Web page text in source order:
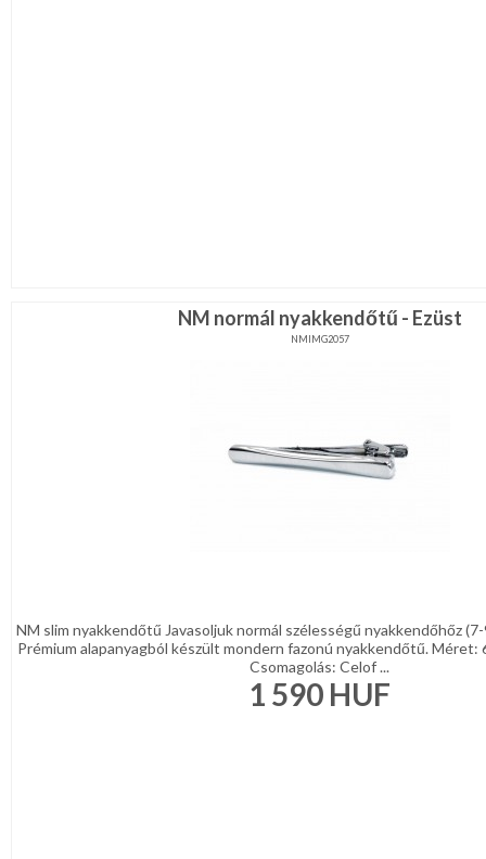
NM normál nyakkendőtű - Ezüst
NMIMG2057
NM slim nyakkendőtű Javasoljuk normál szélességű nyakkendőhőz
Prémium alapanyagból készült mondern fazonú nyakkendőtű. Méret:
Csomagolás: Celof ...
1 590 HUF